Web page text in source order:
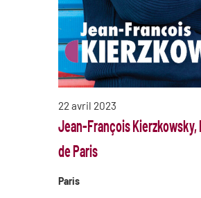
Jean-François Kierzkowsky,
de Paris
22 avril 2023
Paris